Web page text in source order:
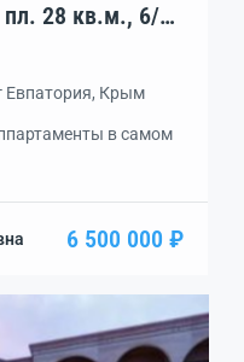
28 кв.м., 6/7
Евпатория, Крым
в самом
6 500 000 ₽